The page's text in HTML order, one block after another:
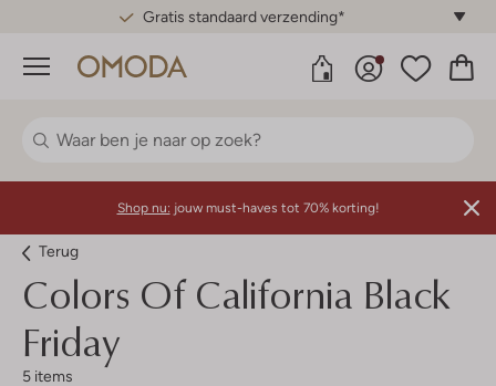
Gratis standaard verzending*
Menu
Shop nu: jouw must-haves tot 70% korting!
Terug
Colors Of California Black
Friday
5 items